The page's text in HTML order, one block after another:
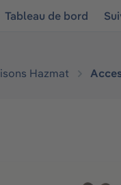
Tableau de bord
Hazmat